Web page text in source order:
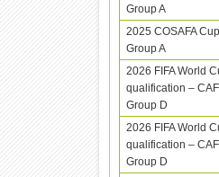
Group A
2025 COSAFA Cup
Group A
2026 FIFA World
qualification – CAF
Group D
2026 FIFA World
qualification – CAF
Group D